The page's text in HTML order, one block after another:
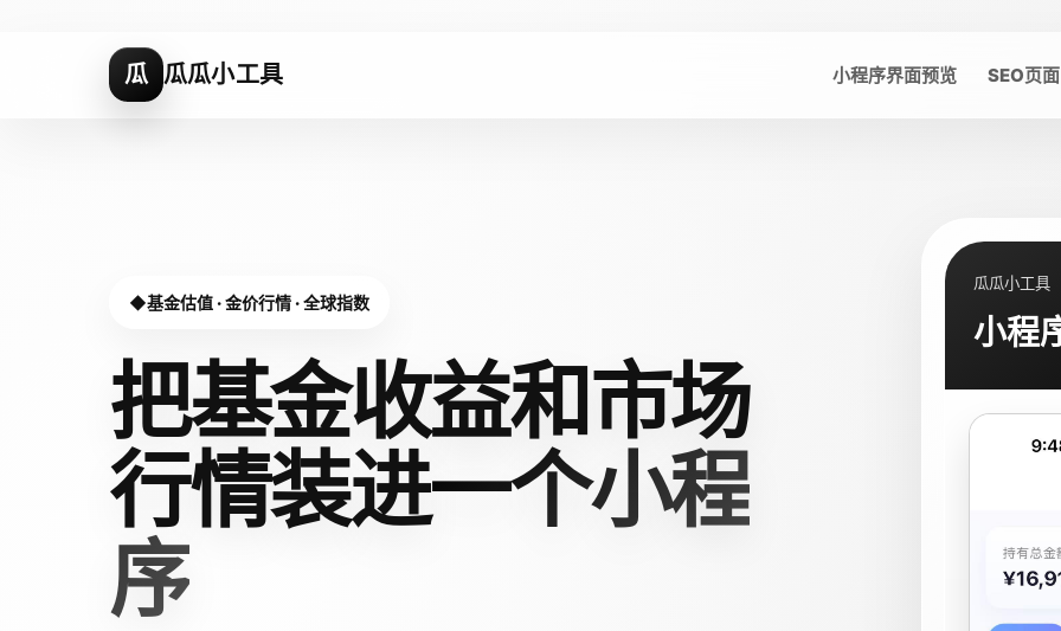
瓜 瓜瓜小工具 小程序界面预览 SEO页面
基金估值 · 金价行情 · 全球指数
把基金收益和市场
行情装进一个小程
序
瓜瓜小工具
小程